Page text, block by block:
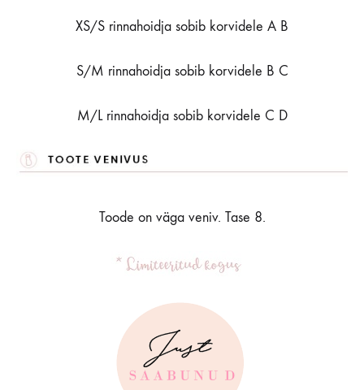
XS/S rinnahoidja sobib korvidele A B
S/M rinnahoidja sobib korvidele B C
M/L rinnahoidja sobib korvidele C D
Toode on väga veniv. Tase 8.